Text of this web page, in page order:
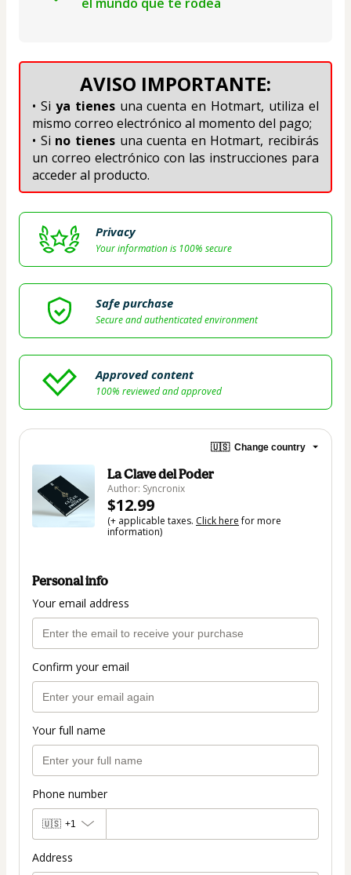
AVISO IMPORTANTE:
• Si ya tienes una cuenta en Hotmart, utiliza el
mismo correo electrónico al momento del pago;
• Si no tienes una cuenta en Hotmart, recibirás
un correo electrónico con las instrucciones para
acceder al producto.
Privacy
Your information is 100% secure
Safe purchase
Secure and authenticated environment
Approved content
100% reviewed and approved
🇺🇸 Change country
La Clave del Poder
Author: Syncronix
$12.99
(+ applicable taxes. Click herefor more
information)
Personal info
Your email address
Confirm your email
Your full name
Phone number
🇺🇸 +1
Address